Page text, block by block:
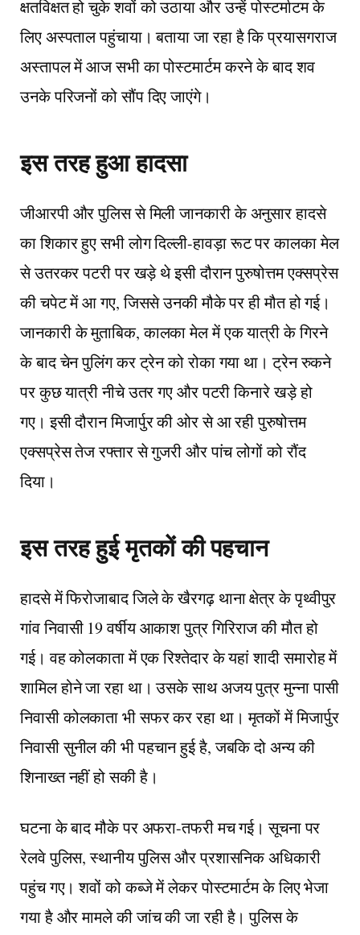
क्षतविक्षत हो चुके शवों को उठाया और उन्हें पोस्टर्माटम के
लिए अस्पताल पहुंचाया। बताया जा रहा है कि प्रयासगराज
अस्तापल में आज सभी का पोस्टमार्टम करने के बाद शव
उनके परिजनों को सौंप दिए जाएंगे।
इस तरह हुआ हादसा
जीआरपी और पुलिस से मिली जानकारी के अनुसार हादसे
का शिकार हुए सभी लोग दिल्ली-हावड़ा रूट पर कालका मेल
से उतरकर पटरी पर खड़े थे इसी दौरान पुरुषोत्तम एक्सप्रेस
की चपेट में आ गए, जिससे उनकी मौके पर ही मौत हो गई।
जानकारी के मुताबिक, कालका मेल में एक यात्री के गिरने
के बाद चेन पुलिंग कर ट्रेन को रोका गया था। ट्रेन रुकने
पर कुछ यात्री नीचे उतर गए और पटरी किनारे खड़े हो
गए। इसी दौरान मिजार्पुर की ओर से आ रही पुरुषोत्तम
एक्सप्रेस तेज रफ्तार से गुजरी और पांच लोगों को रौंद
दिया।
इस तरह हुई मृतकों की पहचान
हादसे में फिरोजाबाद जिले के खैरगढ़ थाना क्षेत्र के पृथ्वीपुर
गांव निवासी 19 वर्षीय आकाश पुत्र गिरिराज की मौत हो
गई। वह कोलकाता में एक रिश्तेदार के यहां शादी समारोह में
शामिल होने जा रहा था। उसके साथ अजय पुत्र मुन्ना पासी
निवासी कोलकाता भी सफर कर रहा था। मृतकों में मिजार्पुर
निवासी सुनील की भी पहचान हुई है, जबकि दो अन्य की
शिनाख्त नहीं हो सकी है।
घटना के बाद मौके पर अफरा-तफरी मच गई। सूचना पर
रेलवे पुलिस, स्थानीय पुलिस और प्रशासनिक अधिकारी
पहुंच गए। शवों को कब्जे में लेकर पोस्टमार्टम के लिए भेजा
गया है और मामले की जांच की जा रही है। पुलिस के